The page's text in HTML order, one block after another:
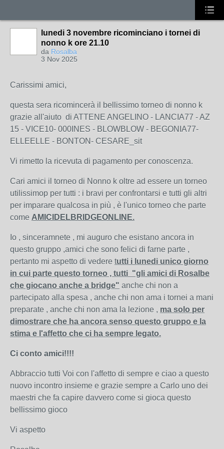
lunedi 3 novembre ricominciano i tornei di
nonno k ore 21.10
da Rosalba
3 Nov 2025
Carissimi amici,
questa sera ricomincerà il bellissimo torneo di nonno k
grazie all'aiuto di ATTENE ANGELINO - LANCIA77 - AZ
15 - VICE10- 000INES - BLOWBLOW - BEGONIA77-
ELLEELLE - BONTON- CESARE_sit
Vi rimetto la ricevuta di pagamento per conoscenza.
Cari amici il torneo di Nonno k oltre ad essere un torneo
utilissimop per tutti : i bravi per confrontarsi e tutti gli altri
per imparare qualcosa in più , è l'unico torneo che parte
come AMICIDELBRIDGEONLINE.
Io , sinceramnete , mi auguro che esistano ancora in
questo gruppo ,amici che sono felici di farne parte ,
pertanto mi aspetto di vedere tutti i lunedi unico giorno
in cui parte questo torneo , tutti "gli amici di Rosalbe
che giocano anche a bridge" anche chi non a
partecipato alla spesa , anche chi non ama i tornei a mani
preparate , anche chi non ama la lezione , ma solo per
dimostrare che ha ancora senso questo gruppo e la
stima e l'affetto che ci ha sempre legato.
Ci conto amici!!!!
Abbraccio tutti Voi con l'affetto di sempre e ciao a questo
nuovo incontro insieme e grazie sempre a Carlo uno dei
maestri che fa capire davvero come si gioca questo
bellissimo gioco
Vi aspetto